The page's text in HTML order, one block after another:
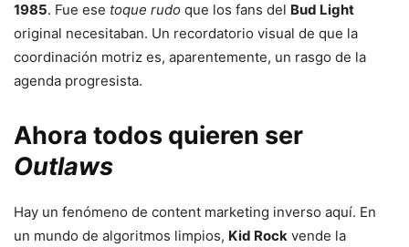
1985. Fue ese toque rudo que los fans del Bud Light
original necesitaban. Un recordatorio visual de que la
coordinación motriz es, aparentemente, un rasgo de la
agenda progresista.
Ahora todos quieren ser
Outlaws
Hay un fenómeno de content marketing inverso aquí. En
un mundo de algoritmos limpios, Kid Rock vende la